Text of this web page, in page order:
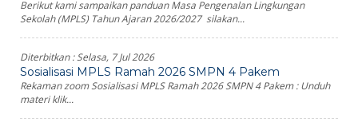
Berikut kami sampaikan panduan Masa Pengenalan Lingkungan
Sekolah (MPLS) Tahun Ajaran 2026/2027 silakan...
Diterbitkan :Selasa, 7 Jul 2026
Sosialisasi MPLS Ramah 2026 SMPN 4 Pakem
Rekaman zoom Sosialisasi MPLS Ramah 2026 SMPN 4 Pakem : Unduh
materi klik...